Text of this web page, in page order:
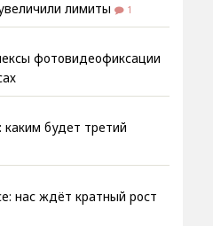
лимиты 1
фотовидеофиксации
каким будет третий
нас ждёт кратный рост